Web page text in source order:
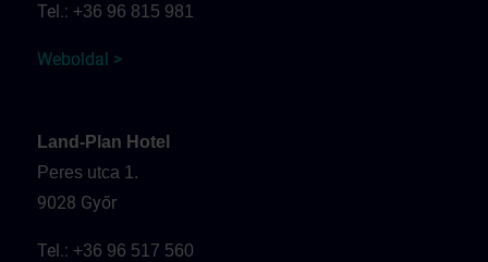
Tel.: +36 96 815 981
Weboldal >
Land-Plan Hotel
Peres utca 1.
9028 Győr
Tel.: +36 96 517 560